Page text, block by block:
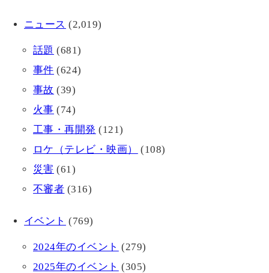
ニュース (2,019)
話題 (681)
事件 (624)
事故 (39)
火事 (74)
工事・再開発 (121)
ロケ（テレビ・映画）
(108)
災害 (61)
不審者 (316)
イベント (769)
2024年のイベント (279)
2025年のイベント (305)